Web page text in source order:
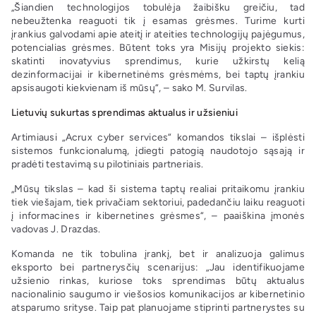
„Šiandien technologijos tobulėja žaibišku greičiu, tad
nebeužtenka reaguoti tik į esamas grėsmes. Turime kurti
įrankius galvodami apie ateitį ir ateities technologijų pajėgumus,
potencialias grėsmes. Būtent toks yra Misijų projekto siekis:
skatinti inovatyvius sprendimus, kurie užkirstų kelią
dezinformacijai ir kibernetinėms grėsmėms, bei taptų įrankiu
apsisaugoti kiekvienam iš mūsų“, – sako M. Survilas.
Lietuvių sukurtas sprendimas aktualus ir užsieniui
Artimiausi „Acrux cyber services“ komandos tikslai – išplėsti
sistemos funkcionalumą, įdiegti patogią naudotojo sąsają ir
pradėti testavimą su pilotiniais partneriais.
„Mūsų tikslas – kad ši sistema taptų realiai pritaikomu įrankiu
tiek viešajam, tiek privačiam sektoriui, padedančiu laiku reaguoti
į informacines ir kibernetines grėsmes“, – paaiškina įmonės
vadovas J. Drazdas.
Komanda ne tik tobulina įrankį, bet ir analizuoja galimus
eksporto bei partnerysčių scenarijus: „Jau identifikuojame
užsienio rinkas, kuriose toks sprendimas būtų aktualus
nacionalinio saugumo ir viešosios komunikacijos ar kibernetinio
atsparumo srityse. Taip pat planuojame stiprinti partnerystes su